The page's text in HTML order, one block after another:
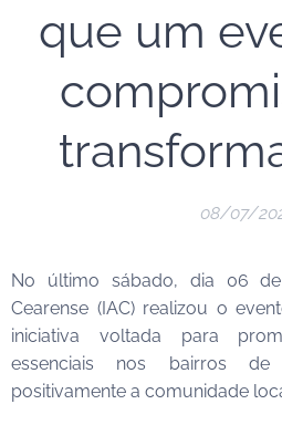
que um
08/07/
No último sábado, dia 06
Cearense (IAC) realizou o
iniciativa voltada para
essenciais nos bairros de
positivamente a comunidade